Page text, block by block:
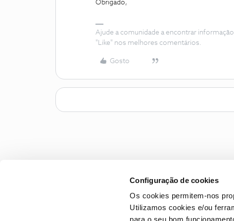
Configuração de cookies
Os cookies permitem-nos
Utilizamos cookies e/ou
Obrigado,
Ajude a comunidade a encontrar
"Like" nos melhores comentários.
Gosto